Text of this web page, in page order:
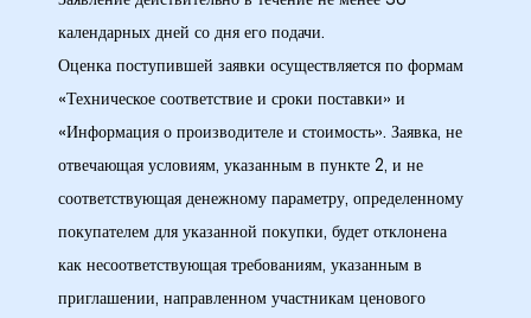
календарных дней со дня его подачи.
Оценка поступившей заявки осуществляется по формам
«Техническое соответствие и сроки поставки» и
«Информация о производителе и стоимость». Заявка, не
отвечающая условиям, указанным в пункте 2, и не
соответствующая денежному параметру, определенному
покупателем для указанной покупки, будет отклонена
как несоответствующая требованиям, указанным в
приглашении, направленном участникам ценового